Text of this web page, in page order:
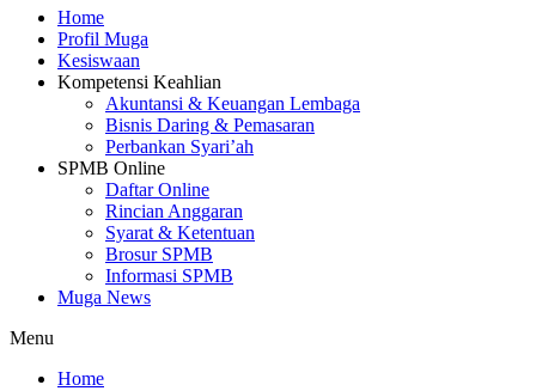
Home
Profil Muga
Kesiswaan
Kompetensi Keahlian
Akuntansi & Keuangan Lembaga
Bisnis Daring & Pemasaran
Perbankan Syari’ah
SPMB Online
Daftar Online
Rincian Anggaran
Syarat & Ketentuan
Brosur SPMB
Informasi SPMB
Muga News
Menu
Home